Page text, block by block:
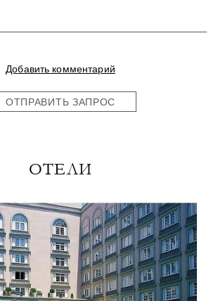
Добавить комментарий
ОТПРАВИТЬ ЗАПРОС
ОТЕЛИ